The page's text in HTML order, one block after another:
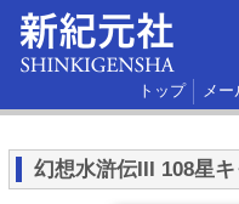
トップ メー
幻想水滸伝III 108星